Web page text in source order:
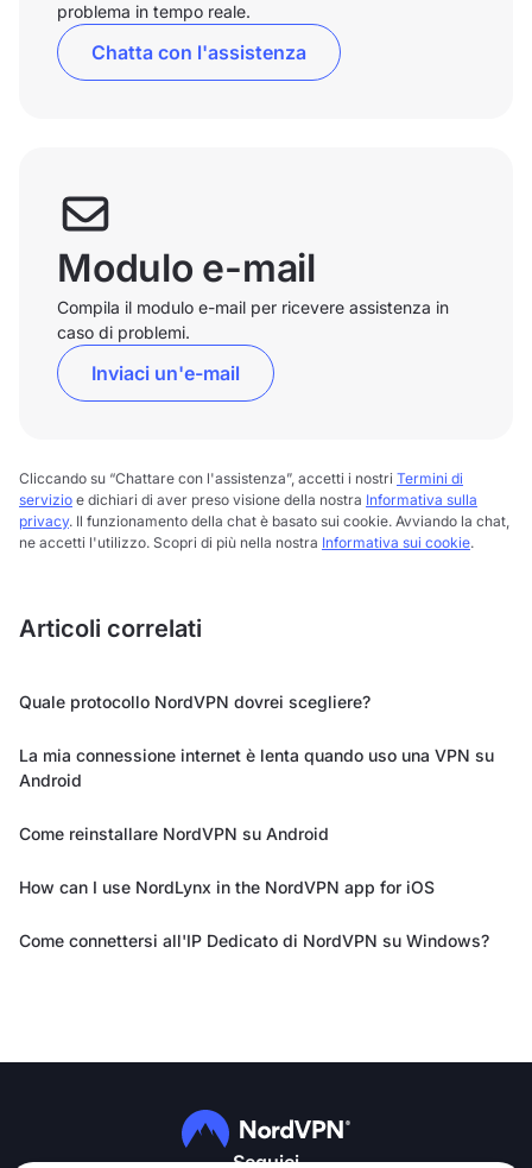
problema in tempo reale.
Chatta con l'assistenza
Modulo e-mail
Compila il modulo e-mail per ricevere assistenza in
caso di problemi.
Inviaci un'e-mail
Cliccando su “Chattare con l'assistenza”, accetti i nostri Termini di
servizio e dichiari di aver preso visione della nostra Informativa sulla
privacy. Il funzionamento della chat è basato sui cookie. Avviando la chat,
ne accetti l'utilizzo. Scopri di più nella nostra Informativa sui cookie.
Articoli correlati
Quale protocollo NordVPN dovrei scegliere?
La mia connessione internet è lenta quando uso una VPN su
Android
Come reinstallare NordVPN su Android
How can I use NordLynx in the NordVPN app for iOS
Come connettersi all'IP Dedicato di NordVPN su Windows?
Seguici